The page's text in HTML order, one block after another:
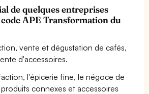
de quelques entreprises
APE Transformation du
vente et dégustation de cafés,
d'accessoires.
l'épicerie fine, le négoce de
connexes et accessoires